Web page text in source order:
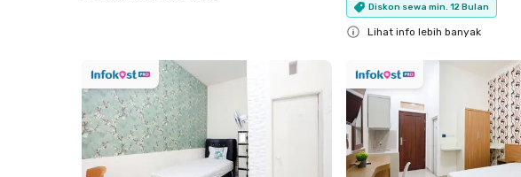
Diskon sewa min. 12 Bulan
Lihat info lebih banyak